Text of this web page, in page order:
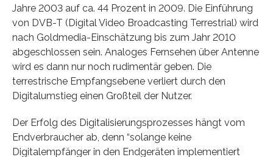
Jahre 2003 auf ca. 44 Prozent in 2009. Die Einführung
von DVB-T (Digital Video Broadcasting Terrestrial) wird
nach Goldmedia-Einschätzung bis zum Jahr 2010
abgeschlossen sein. Analoges Fernsehen über Antenne
wird es dann nur noch rudimentär geben. Die
terrestrische Empfangsebene verliert durch den
Digitalumstieg einen Großteil der Nutzer.
Der Erfolg des Digitalisierungsprozesses hängt vom
Endverbraucher ab, denn “solange keine
Digitalempfänger in den Endgeräten implementiert